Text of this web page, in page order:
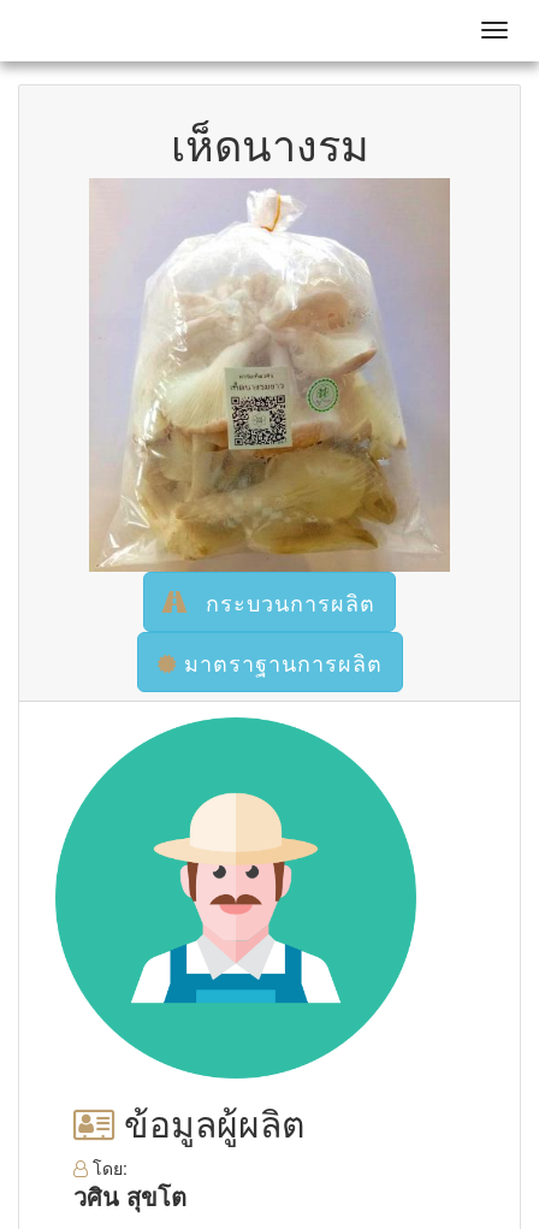
เห็ดนางรม
กระบวนการผลิต
มาตราฐานการผลิต
ข้อมูลผู้ผลิต
โดย:
วศิน สุขโต